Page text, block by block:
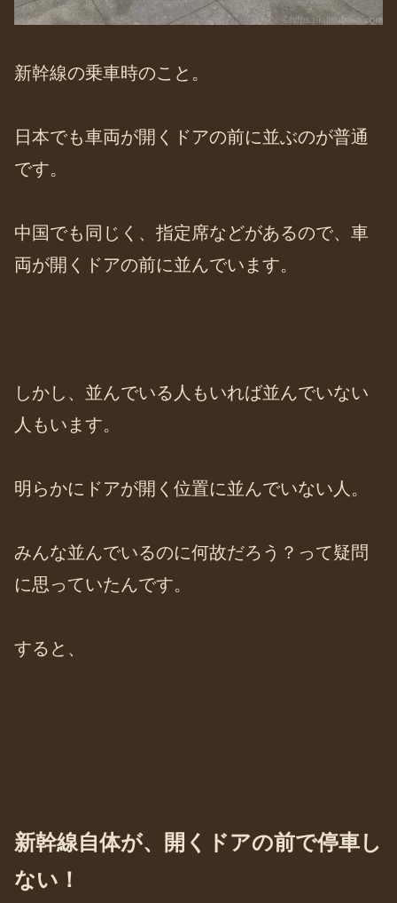
新幹線の乗車時のこと。
日本でも車両が開くドアの前に並ぶのが普通
です。
中国でも同じく、指定席などがあるので、車
両が開くドアの前に並んでいます。
しかし、並んでいる人もいれば並んでいない
人もいます。
明らかにドアが開く位置に並んでいない人。
みんな並んでいるのに何故だろう？って疑問
に思っていたんです。
すると、
新幹線自体が、開くドアの前で停車し
ない！